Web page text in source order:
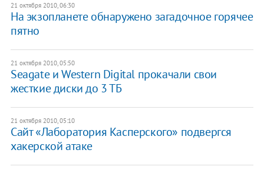
21 октября 2010, 06:30
На экзопланете обнаружено загадочное горячее
пятно
21 октября 2010, 05:50
Seagate и Western Digital прокачали свои
жесткие диски до 3 ТБ
21 октября 2010, 05:10
Сайт «Лаборатория Касперского» подвергся
хакерской атаке